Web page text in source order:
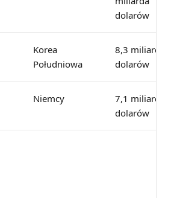
dolarów
Korea
Południowa
8,3 miliarda
dolarów
Niemcy
7,1 miliarda
dolarów